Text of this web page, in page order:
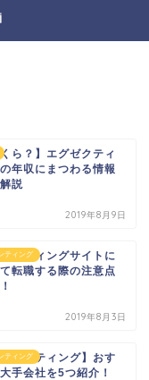
ら？】エグゼクティ
年収にまつわる情報
説
2019年8月9日
ティング
ハンティングサイトに
転職する際の注意点
2019年8月3日
ティング
ドハンティング】おす
手会社を5つ紹介！